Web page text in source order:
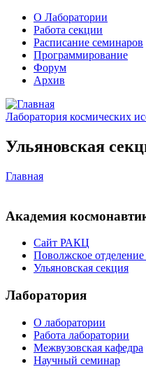
О Лаборатории
Работа секции
Расписание семинаров
Программирование
Форум
Архив
Лаборатория космических
Ульяновская
Главная
Академия
Сайт РАКЦ
Поволжское
Ульяновская секция
Лаборатория
О лаборатории
Работа лаборатории
Межвузовская кафедра
Научный семинар